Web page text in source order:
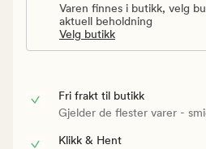
Varen finnes i butikk, velg
aktuell beholdning
Velg butikk
Fri frakt til butikk
Gjelder de flester varer -
Klikk & Hent